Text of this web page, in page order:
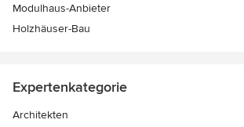
Modulhaus-Anbieter
Holzhäuser-Bau
Expertenkategorie
Architekten